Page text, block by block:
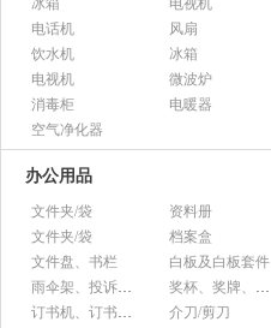
冰箱
电视机
电话机
风扇
饮水机
冰箱
电视机
微波炉
消毒柜
电暖器
空气净化器
办公用品
文件夹/袋
资料册
文件夹/袋
档案盒
文件盘、书栏
白板及白板套件
雨伞架、投诉意见箱、杂志架等杂项
奖杯、奖牌、证书
订书机、订书针、起钉器
介刀/剪刀